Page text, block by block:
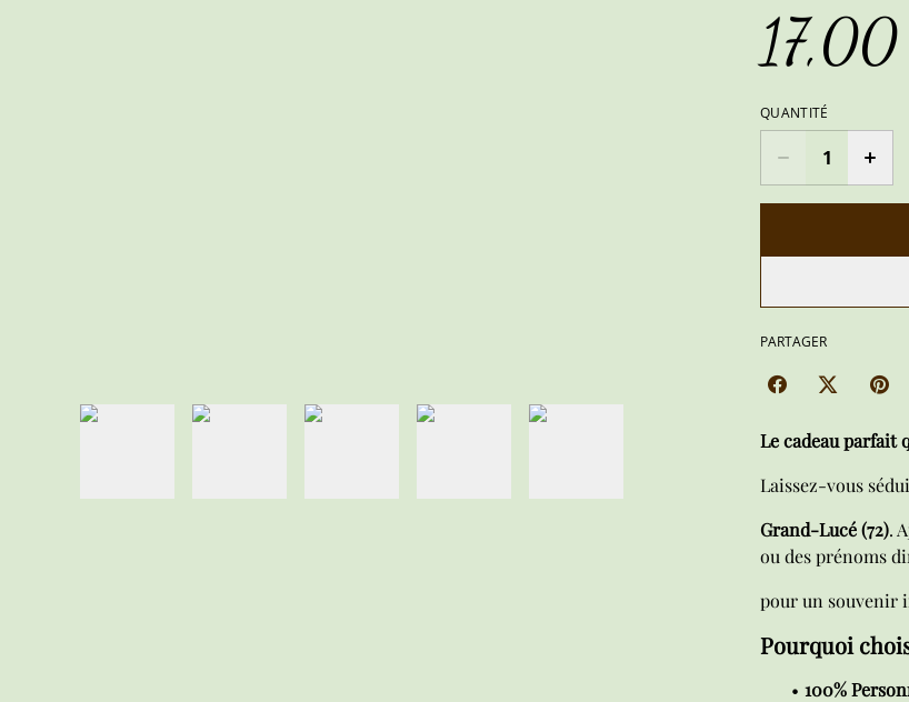
QUANTITÉ
PARTAGER
Le cadeau parfait
Laissez-vous
Grand-Lucé (72).
ou des prénoms
pour un souvenir
Pourquoi
100%